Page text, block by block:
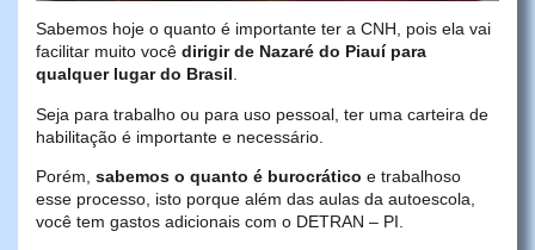
Sabemos hoje o quanto é importante ter a CNH, pois ela vai
facilitar muito você dirigir de Nazaré do Piauí para
qualquer lugar do Brasil.
Seja para trabalho ou para uso pessoal, ter uma carteira de
habilitação é importante e necessário.
Porém, sabemos o quanto é burocrático e trabalhoso
esse processo, isto porque além das aulas da autoescola,
você tem gastos adicionais com o DETRAN – PI.